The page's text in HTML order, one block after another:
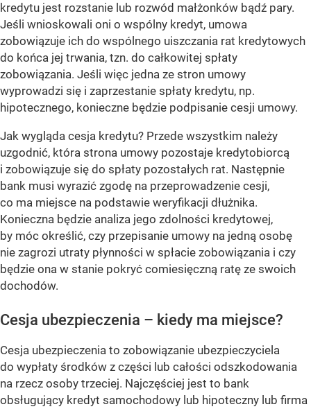
kredytu jest rozstanie lub rozwód małżonków bądź pary.
Jeśli wnioskowali oni o wspólny kredyt, umowa
zobowiązuje ich do wspólnego uiszczania rat kredytowych
do końca jej trwania, tzn. do całkowitej spłaty
zobowiązania. Jeśli więc jedna ze stron umowy
wyprowadzi się i zaprzestanie spłaty kredytu, np.
hipotecznego, konieczne będzie podpisanie cesji umowy.
Jak wygląda cesja kredytu? Przede wszystkim należy
uzgodnić, która strona umowy pozostaje kredytobiorcą
i zobowiązuje się do spłaty pozostałych rat. Następnie
bank musi wyrazić zgodę na przeprowadzenie cesji,
co ma miejsce na podstawie weryfikacji dłużnika.
Konieczna będzie analiza jego zdolności kredytowej,
by móc określić, czy przepisanie umowy na jedną osobę
nie zagrozi utraty płynności w spłacie zobowiązania i czy
będzie ona w stanie pokryć comiesięczną ratę ze swoich
dochodów.
Cesja ubezpieczenia – kiedy ma miejsce?
Cesja ubezpieczenia to zobowiązanie ubezpieczyciela
do wypłaty środków z części lub całości odszkodowania
na rzecz osoby trzeciej. Najczęściej jest to bank
obsługujący kredyt samochodowy lub hipoteczny lub firma